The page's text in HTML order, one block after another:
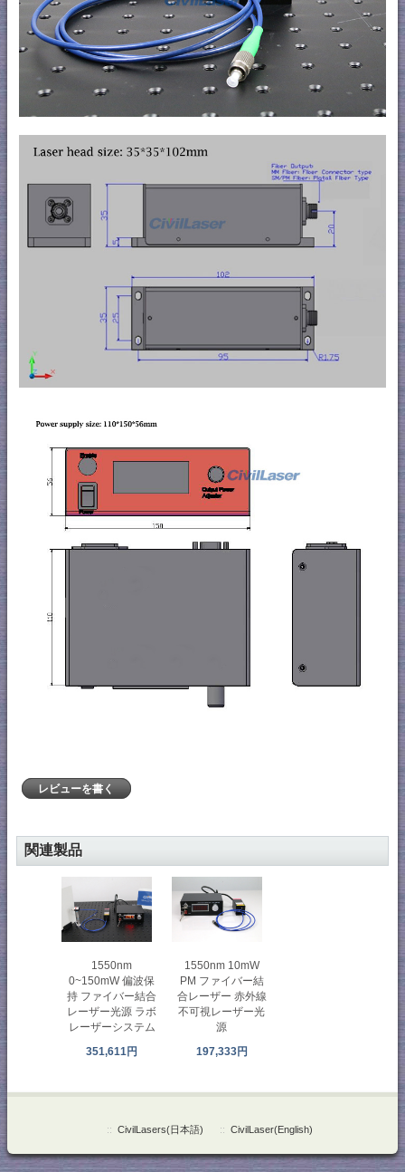
レビューを書く
関連製品
1550nm
0~150mW 偏波保
持 ファイバー結合
レーザー光源 ラボ
レーザーシステム
351,611円
1550nm 10mW
PM ファイバー結
合レーザー 赤外線
不可視レーザー光
源
197,333円
:: CivilLasers(日本語) :: CivilLaser(English)